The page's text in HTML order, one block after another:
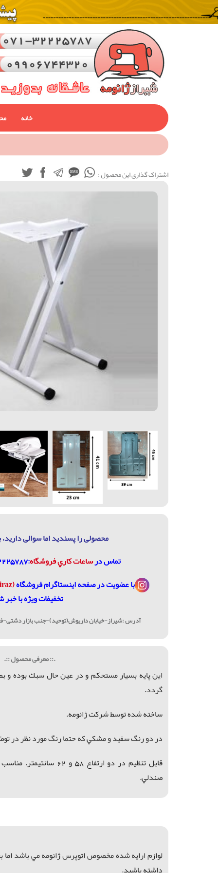
خانه
اشتراک گذاری این محصول :
محصولی را پسندید اما سوالی
تماس درساعات كاري فروشگاه:07132225787، 09906744320
با عضویت درصفحه اینستاگرام فروشگاه(janome_shiraz@)
تخفیفات ویژه با خبر
آدرس :شیراز-خیابان داریوش(توحید)-جنب بازار دشتی-
.:: معرفی محصول ::.
اين پايه بسيار مستحكم و در عين حال سبك بوده و
گردد.
ساخته شده توسط شركت ژانومه.
در دو رنگ سفيد و مشكي كه حتما رنگ مورد نظر در
قابل تنظيم در دو ارتفاع
صندلي.
لوازم ارايه شده مخصوص اتوپرس ژانومه مي باشد اما